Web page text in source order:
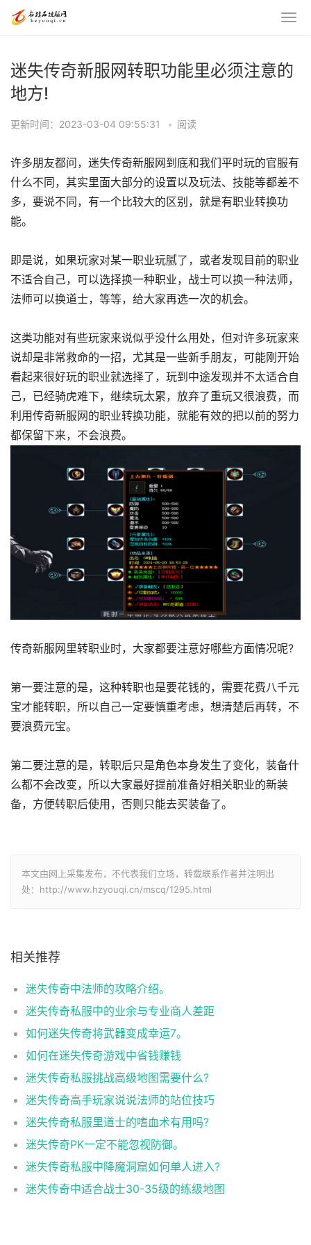
迷失传奇新服网转职功能里必须注意的
地方!
更新时间：2023-03-04 09:55:31 • 阅读
许多朋友都问，迷失传奇新服网到底和我们平时玩的官服有
什么不同，其实里面大部分的设置以及玩法、技能等都差不
多，要说不同，有一个比较大的区别，就是有职业转换功
能。
即是说，如果玩家对某一职业玩腻了，或者发现目前的职业
不适合自己，可以选择换一种职业，战士可以换一种法师，
法师可以换道士，等等，给大家再选一次的机会。
这类功能对有些玩家来说似乎没什么用处，但对许多玩家来
说却是非常救命的一招，尤其是一些新手朋友，可能刚开始
看起来很好玩的职业就选择了，玩到中途发现并不太适合自
己，已经骑虎难下，继续玩太累，放弃了重玩又很浪费，而
利用传奇新服网的职业转换功能，就能有效的把以前的努力
都保留下来，不会浪费。
传奇新服网里转职业时，大家都要注意好哪些方面情况呢?
第一要注意的是，这种转职也是要花钱的，需要花费八千元
宝才能转职，所以自己一定要慎重考虑，想清楚后再转，不
要浪费元宝。
第二要注意的是，转职后只是角色本身发生了变化，装备什
么都不会改变，所以大家最好提前准备好相关职业的新装
备，方便转职后使用，否则只能去买装备了。
本文由网上采集发布，不代表我们立场，转载联系作者并注明出
处：http://www.hzyouqi.cn/mscq/1295.html
相关推荐
迷失传奇中法师的攻略介绍。
迷失传奇私服中的业余与专业商人差距
如何迷失传奇将武器变成幸运7。
如何在迷失传奇游戏中省钱赚钱
迷失传奇私服挑战高级地图需要什么?
迷失传奇高手玩家说说法师的站位技巧
迷失传奇私服里道士的嗜血术有用吗?
迷失传奇PK一定不能忽视防御。
迷失传奇私服中降魔洞窟如何单人进入?
迷失传奇中适合战士30-35级的练级地图